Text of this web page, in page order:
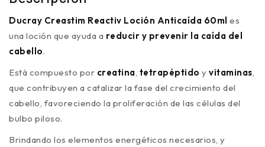
Ducray Creastim Reactiv Loción Anticaída 60ml es
una loción que ayuda a reducir y prevenir la caída del
cabello.
Está compuesto por creatina tetrapéptido y vitaminas
que contribuyen a catalizar la fase del crecimiento del
cabello, favoreciendo la proliferación de las células del
bulbo piloso.
Brindando los elementos energéticos necesarios, y